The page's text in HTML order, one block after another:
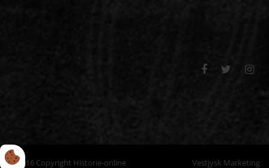
  
© 2016 Copyright Historie-online Vestjysk Marketing